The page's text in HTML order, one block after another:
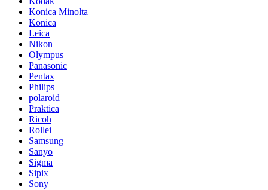
Konica Minolta
Konica
Leica
Nikon
Olympus
Panasonic
Pentax
Philips
polaroid
Praktica
Ricoh
Rollei
Samsung
Sanyo
Sigma
Sipix
Sony